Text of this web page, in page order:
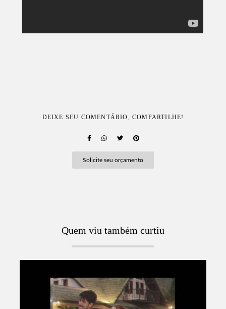
DEIXE SEU COMENTÁRIO, COMPARTILHE!
Solicite seu orçamento
Quem viu também curtiu